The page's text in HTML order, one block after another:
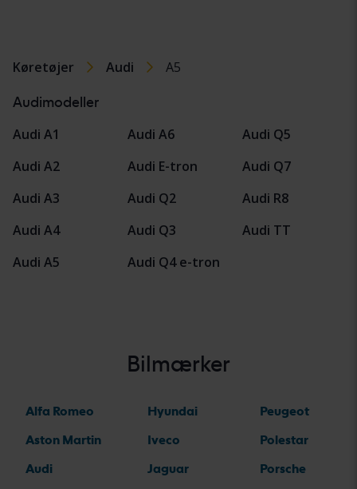
Køretøjer Audi A5
Audimodeller
Audi A1
Audi A2
Audi A3
Audi A4
Audi A5
Audi A6
Audi E-tron
Audi Q2
Audi Q3
Audi Q4 e-tron
Audi Q5
Audi Q7
Audi R8
Audi TT
Bilmærker
Alfa Romeo
Aston Martin
Audi
Hyundai
Iveco
Jaguar
Peugeot
Polestar
Porsche